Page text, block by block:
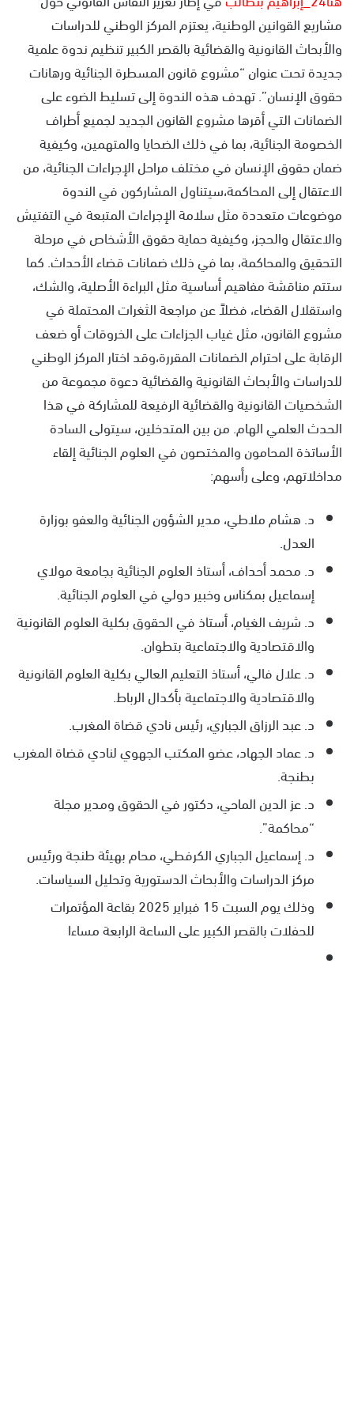
مشاريع القوانين الوطنية، يعتزم المركز الوطني للدراسات
والأبحاث القانونية والقضائية بالقصر الكبير تنظيم ندوة علمية
جديدة تحت عنوان “مشروع قانون المسطرة الجنائية ورهانات
حقوق الإنسان”. تهدف هذه الندوة إلى تسليط الضوء على
الضمانات التي أقرها مشروع القانون الجديد لجميع أطراف
الخصومة الجنائية، بما في ذلك الضحايا والمتهمين، وكيفية
ضمان حقوق الإنسان في مختلف مراحل الإجراءات الجنائية، من
الاعتقال إلى المحاكمة،سيتناول المشاركون في الندوة
موضوعات متعددة مثل سلامة الإجراءات المتبعة في التفتيش
والاعتقال والحجز، وكيفية حماية حقوق الأشخاص في مرحلة
التحقيق والمحاكمة، بما في ذلك ضمانات قضاء الأحداث. كما
ستتم مناقشة مفاهيم أساسية مثل البراءة الأصلية، والشك،
واستقلال القضاء، فضلاً عن مراجعة الثغرات المحتملة في
مشروع القانون، مثل غياب الجزاءات على الخروقات أو ضعف
الرقابة على احترام الضمانات المقررة،وقد اختار المركز الوطني
للدراسات والأبحاث القانونية والقضائية دعوة مجموعة من
الشخصيات القانونية والقضائية الرفيعة للمشاركة في هذا
الحدث العلمي الهام. من بين المتدخلين، سيتولى السادة
الأساتذة المحامون والمختصون في العلوم الجنائية إلقاء
مداخلاتهم، وعلى رأسهم:
د. هشام ملاطي، مدير الشؤون الجنائية والعفو بوزارة
العدل.
د. محمد أحداف، أستاذ العلوم الجنائية بجامعة مولاي
إسماعيل بمكناس وخبير دولي في العلوم الجنائية.
د. شريف الغيام، أستاذ في الحقوق بكلية العلوم القانونية
والاقتصادية والاجتماعية بتطوان.
د. علال فالي، أستاذ التعليم العالي بكلية العلوم القانونية
والاقتصادية والاجتماعية بأكدال الرباط.
د. عبد الرزاق الجباري، رئيس نادي قضاة المغرب.
د. عماد الجهاد، عضو المكتب الجهوي لنادي قضاة المغرب
بطنجة.
د. عز الدين الماحي، دكتور في الحقوق ومدير مجلة
“محاكمة”.
د. إسماعيل الجباري الكرفطي، محام بهيئة طنجة ورئيس
مركز الدراسات والأبحاث الدستورية وتحليل السياسات.
وذلك يوم السبت 15 فبراير 2025 بقاعة المؤتمرات
للحفلات بالقصر الكبير على الساعة الرابعة مساءا